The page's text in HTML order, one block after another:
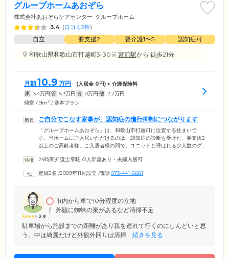
グループホームあおぞら
株式会社あおぞらケアセンター グループホーム
3.4 (口コミ2件)
自立 要支援2 要介護1〜5
認知症可
和歌山県和歌山市打越町3-30
宮前駅から 徒歩21分
月額10.9 万円 (入居金 0円) + 介護保険料
家 3.4万円 管 5.3万円 食 0万円 他 2.2万円
個室 / 9m2 / 基本プラン
ご自分でこなす家事が、認知症の進行抑制につながります
「グループホームあおぞら」は、和歌山市打越町に位置する住まいで
す。当ホームにご入居いただけるのは、認知症の診断を受けた、要支援2
以上のご高齢者様。ご入居者様の間で、ユニットと呼ばれる少人数のグ
っています。役割は、お一人おひとりの身体状況や得意なことに合わせ
さい。ご自分の役割を果たすことで、やりがいや達成感を得やすく、そ
24時間介護士常駐 /2人部屋あり・夫婦入居可
定員2名 /2009年11月設立 /電話073-441-8881
3.8
市内から車で10分程度の立地
外観に蜘蛛の巣があるなど清掃不足
駐車場から施設までの距離があり親を連れて行くのにしんどいと思
う。中は綺麗だけど外観外回りは清掃... 続きを見る